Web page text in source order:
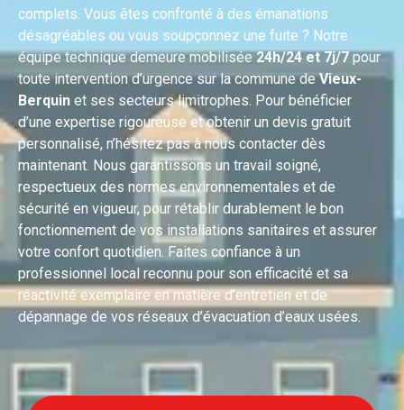
complets. Vous êtes confronté à des émanations
désagréables ou vous soupçonnez une fuite ? Notre
équipe technique demeure mobilisée24h/24 et 7j/7pour
toute intervention d’urgence sur la commune deVieux-
Berquin et ses secteurs limitrophes. Pour bénéficier
d’une expertise rigoureuse et obtenir un devis gratuit
personnalisé, n’hésitez pas à nous contacter dès
maintenant. Nous garantissons un travail soigné,
respectueux des normes environnementales et de
sécurité en vigueur, pour rétablir durablement le bon
fonctionnement de vos installations sanitaires et assurer
votre confort quotidien. Faites confiance à un
professionnel local reconnu pour son efficacité et sa
réactivité exemplaire en matière d’entretien et de
dépannage de vos réseaux d’évacuation d’eaux usées.